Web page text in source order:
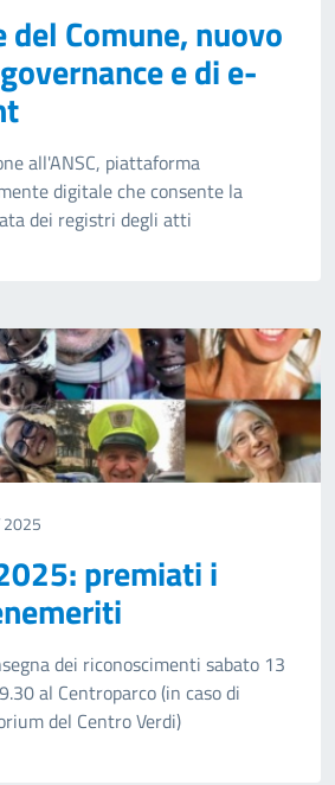
del Comune, nuovo
e di e-
all'ANSC, piattaforma
digitale che consente la
dei registri degli atti
2025
premiati i
dei riconoscimenti sabato 13
al Centroparco (in caso di
del Centro Verdi)